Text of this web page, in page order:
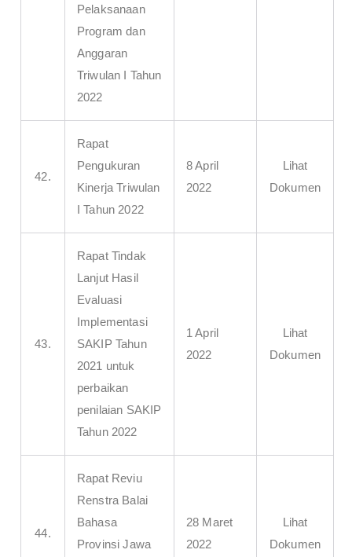
Pelaksanaan
Program dan
Anggaran
Triwulan I Tahun
2022
42.
Rapat
Pengukuran
Kinerja Triwulan
I Tahun 2022
8 April
2022
Lihat
Dokumen
43.
Rapat Tindak
Lanjut Hasil
Evaluasi
Implementasi
SAKIP Tahun
2021 untuk
perbaikan
penilaian SAKIP
Tahun 2022
1 April
2022
Lihat
Dokumen
44.
Rapat Reviu
Renstra Balai
Bahasa
Provinsi Jawa
28 Maret
2022
Lihat
Dokumen